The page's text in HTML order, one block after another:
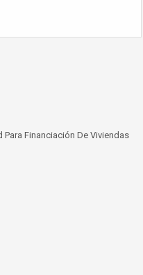
Financiación De Viviendas